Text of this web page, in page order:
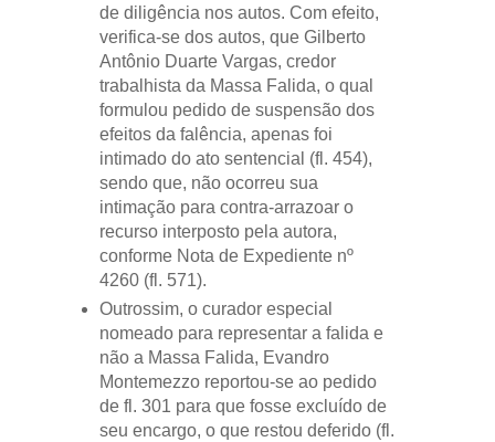
de diligência nos autos. Com efeito,
verifica-se dos autos, que Gilberto
Antônio Duarte Vargas, credor
trabalhista da Massa Falida, o qual
formulou pedido de suspensão dos
efeitos da falência, apenas foi
intimado do ato sentencial (fl. 454),
sendo que, não ocorreu sua
intimação para contra-arrazoar o
recurso interposto pela autora,
conforme Nota de Expediente nº
4260 (fl. 571).
Outrossim, o curador especial
nomeado para representar a falida e
não a Massa Falida, Evandro
Montemezzo reportou-se ao pedido
de fl. 301 para que fosse excluído de
seu encargo, o que restou deferido (fl.